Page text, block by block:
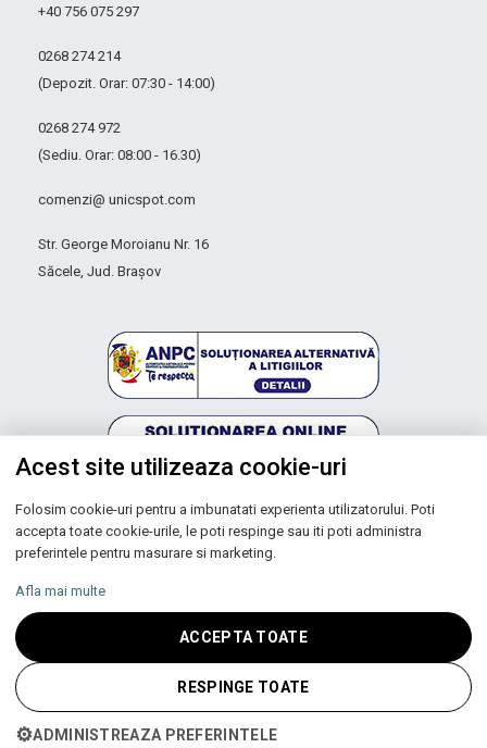
+40 756 075 297
0268 274 214
(Depozit. Orar: 07:30 - 14:00)
0268 274 972
(Sediu. Orar: 08:00 - 16.30)
comenzi@ unicspot.com
Str. George Moroianu Nr. 16
Săcele, Jud. Brașov
Autoritatea Națională pentru Protecția Consumatorilor
Copyright © 2026 UNIC SPOT RO S.R.L.
CUI: RO 13753590, Reg. Com. J200100027208
Acest site utilizeaza cookie-uri
Folosim cookie-uri pentru a imbunatati experienta utilizatorului. Poti
accepta toate cookie-urile, le poti respinge sau iti poti administra
preferintele pentru masurare si marketing.
Afla mai multe
ACCEPTA TOATE
RESPINGE TOATE
⚙ADMINISTREAZA PREFERINTELE